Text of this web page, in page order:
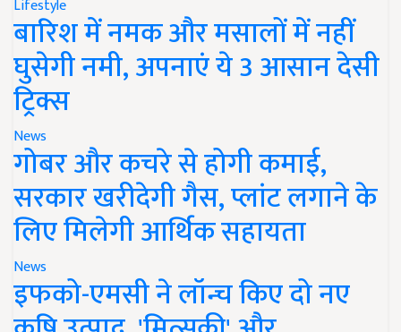
Lifestyle
बारिश में नमक और मसालों में नहीं
घुसेगी नमी, अपनाएं ये 3 आसान देसी
ट्रिक्स
News
गोबर और कचरे से होगी कमाई,
सरकार खरीदेगी गैस, प्लांट लगाने के
लिए मिलेगी आर्थिक सहायता
News
इफको-एमसी ने लॉन्च किए दो नए